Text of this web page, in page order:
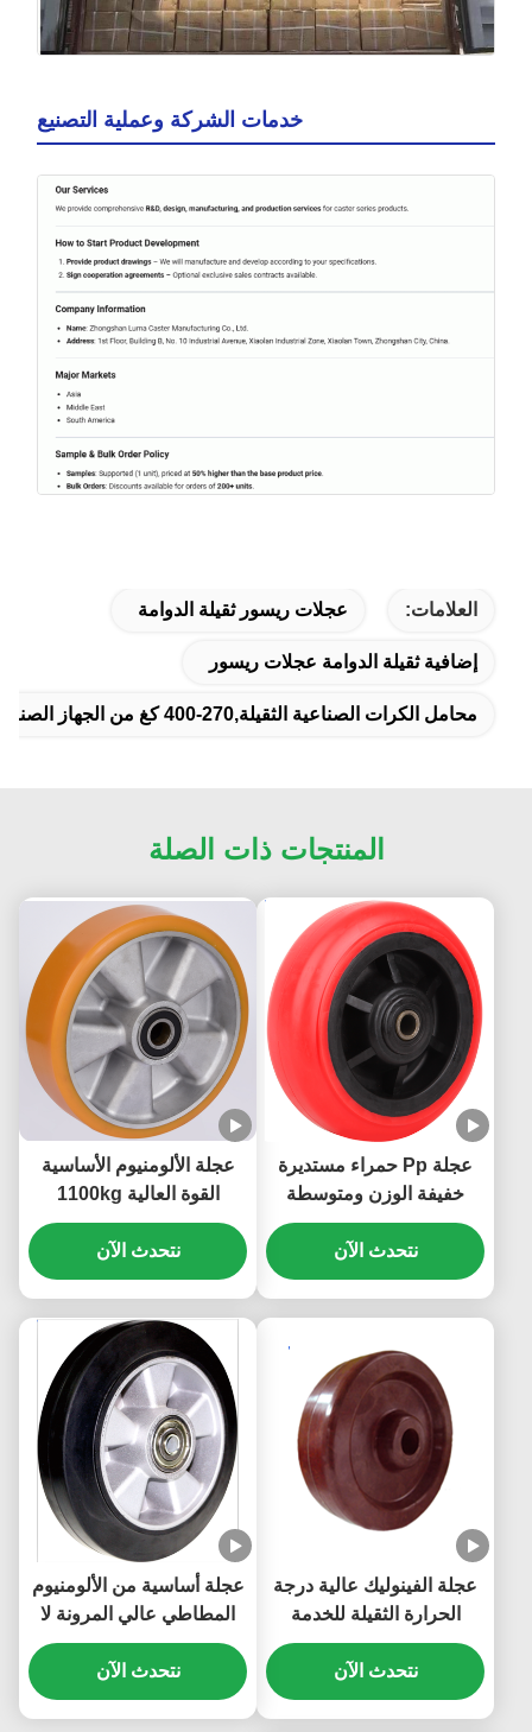
خدمات الشركة وعملية التصنيع
العلامات: عجلات ريسور ثقيلة الدوامة
إضافية ثقيلة الدوامة عجلات ريسور
محامل الكرات الصناعية الثقيلة,270-400 كغ من الجهاز الصناعي الثقيل
المنتجات ذات الصلة
عجلة Pp حمراء مستديرة
خفيفة الوزن ومتوسطة
الوزن وعجلة Pp الأساسية
الصناعية شديدة التحمل
وفعالة من حيث التكلفة
نتحدث الآن
عجلة الألومنيوم الأساسية
القوة العالية 1100kg
نتحدث الآن
عجلة الفينوليك عالية درجة
الحرارة الثقيلة للخدمة
الصناعية غير الموصلة
الصناعية 300 درجة
نتحدث الآن
عجلة أساسية من الألومنيوم
المطاطي عالي المرونة لا
تحمل علامات سعة تحميل
العجلات الصناعية الثقيلة من
80 كجم إلى 700 كجم
نتحدث الآن